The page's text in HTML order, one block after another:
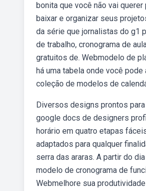
bonita que você não vai
baixar e organizar seus
da série que jornalistas do g1
de trabalho, cronograma de
gratuitos de. Webmodelo de
há uma tabela onde você
coleção de modelos de
Diversos designs prontos
google docs de designers
horário em quatro etapas
adaptados para qualquer
serra das araras. A partir do
modelo de cronograma de
Webmelhore sua